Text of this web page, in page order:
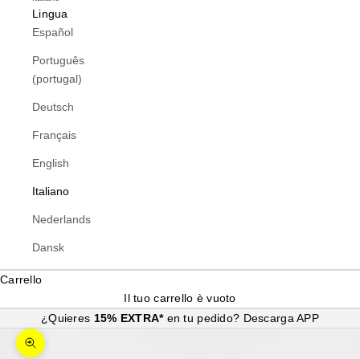
Lingua
Español
Português
(portugal)
Deutsch
Français
English
Italiano
Nederlands
Dansk
Carrello
Il tuo carrello è vuoto
¿Quieres 15% EXTRA* en tu pedido? Descarga APP
Ingrandisci immagine